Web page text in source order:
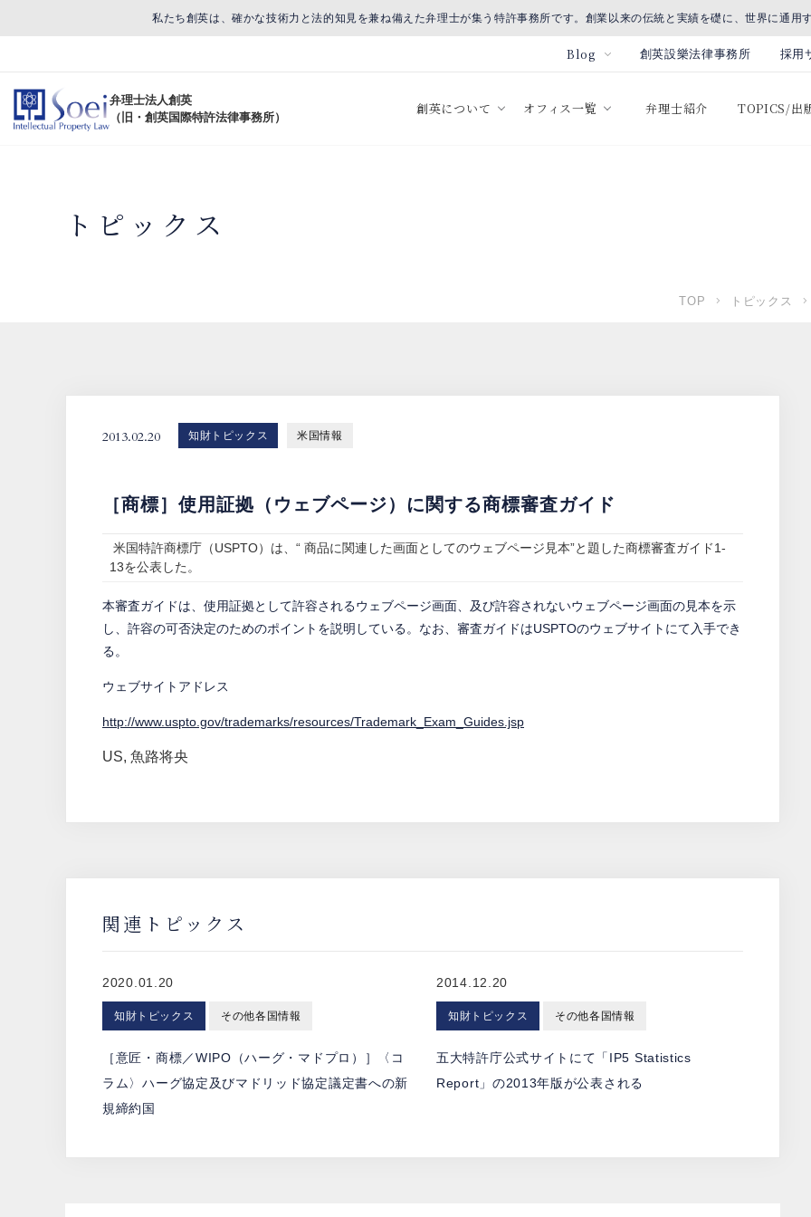
私たち創英は、確かな技術力と法的知見を兼ね備えた弁理士が集う特許事務所です。創業以来の伝統と実績を礎に、世界に通用
Blog 創英設樂法律事務所 採用
弁理士法人創英
（旧・創英国際特許法律事務所）
創英について オフィス一覧 弁理士紹介 TOPICS/出
トピックス
TOP トピックス
2013.02.20 知財トピックス 米国情報
［商標］使用証拠（ウェブページ）に関する商標審査ガイド
米国特許商標庁（USPTO）は、“ 商品に関連した画面としてのウェブページ見本”と題した商標審査ガイド1-
13を公表した。
本審査ガイドは、使用証拠として許容されるウェブページ画面、及び許容されないウェブページ画面の見本を示
し、許容の可否決定のためのポイントを説明している。なお、審査ガイドはUSPTOのウェブサイトにて入手でき
る。
ウェブサイトアドレス
http://www.uspto.gov/trademarks/resources/Trademark_Exam_Guides.jsp
US, 魚路将央
関連トピックス
2020.01.20
知財トピックス その他各国情報
［意匠・商標／WIPO（ハーグ・マドプロ）］〈コ
ラム〉ハーグ協定及びマドリッド協定議定書への新
規締約国
2014.12.20
知財トピックス その他各国情報
五大特許庁公式サイトにて「IP5 Statistics
Report」の2013年版が公表される